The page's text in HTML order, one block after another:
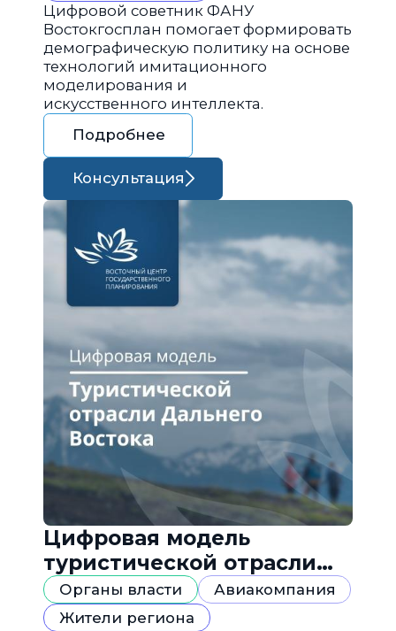
Цифровой советник ФАНУ
Востокгосплан помогает формировать
демографическую политику на основе
технологий имитационного
моделирования и
искусственного интеллекта.
Подробнее
Консультация
Цифровая модель
туристической отрасли
Дальнего Востока
Органы власти
Авиакомпания
Жители региона